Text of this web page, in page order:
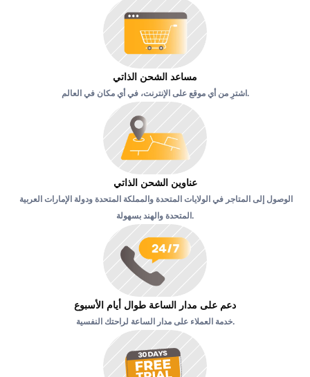
مساعد الشحن الذاتي
اشترِ من أي موقع على الإنترنت، في أي مكان في العالم.
عناوين الشحن الذاتي
المتحدة والهند بسهولة.
دعم على مدار الساعة طوال أيام الأسبوع
خدمة العملاء على مدار الساعة لراحتك النفسية.